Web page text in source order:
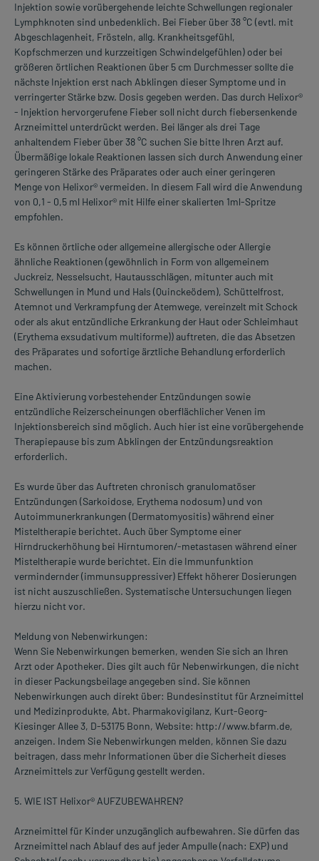
Injektion sowie vorübergehende leichte Schwellungen regionaler
Lymphknoten sind unbedenklich. Bei Fieber über 38 °C (evtl. mit
Abgeschlagenheit, Frösteln, allg. Krankheitsgefühl,
Kopfschmerzen und kurzzeitigen Schwindelgefühlen) oder bei
größeren örtlichen Reaktionen über 5 cm Durchmesser sollte die
nächste Injektion erst nach Abklingen dieser Symptome und in
verringerter Stärke bzw. Dosis gegeben werden. Das durch Helixor®
- Injektion hervorgerufene Fieber soll nicht durch fiebersenkende
Arzneimittel unterdrückt werden. Bei länger als drei Tage
anhaltendem Fieber über 38 °C suchen Sie bitte Ihren Arzt auf.
Übermäßige lokale Reaktionen lassen sich durch Anwendung einer
geringeren Stärke des Präparates oder auch einer geringeren
Menge von Helixor® vermeiden. In diesem Fall wird die Anwendung
von 0,1 - 0,5 ml Helixor® mit Hilfe einer skalierten 1ml-Spritze
empfohlen.
Es können örtliche oder allgemeine allergische oder Allergie
ähnliche Reaktionen (gewöhnlich in Form von allgemeinem
Juckreiz, Nesselsucht, Hautausschlägen, mitunter auch mit
Schwellungen in Mund und Hals (Quinckeödem), Schüttelfrost,
Atemnot und Verkrampfung der Atemwege, vereinzelt mit Schock
oder als akut entzündliche Erkrankung der Haut oder Schleimhaut
(Erythema exsudativum multiforme)) auftreten, die das Absetzen
des Präparates und sofortige ärztliche Behandlung erforderlich
machen.
Eine Aktivierung vorbestehender Entzündungen sowie
entzündliche Reizerscheinungen oberflächlicher Venen im
Injektionsbereich sind möglich. Auch hier ist eine vorübergehende
Therapiepause bis zum Abklingen der Entzündungsreaktion
erforderlich.
Es wurde über das Auftreten chronisch granulomatöser
Entzündungen (Sarkoidose, Erythema nodosum) und von
Autoimmunerkrankungen (Dermatomyositis) während einer
Misteltherapie berichtet. Auch über Symptome einer
Hirndruckerhöhung bei Hirntumoren/-metastasen während einer
Misteltherapie wurde berichtet. Ein die Immunfunktion
vermindernder (immunsuppressiver) Effekt höherer Dosierungen
ist nicht auszuschließen. Systematische Untersuchungen liegen
hierzu nicht vor.
Meldung von Nebenwirkungen:
Wenn Sie Nebenwirkungen bemerken, wenden Sie sich an Ihren
Arzt oder Apotheker. Dies gilt auch für Nebenwirkungen, die nicht
in dieser Packungsbeilage angegeben sind. Sie können
Nebenwirkungen auch direkt über: Bundesinstitut für Arzneimittel
und Medizinprodukte, Abt. Pharmakovigilanz, Kurt-Georg-
Kiesinger Allee 3, D-53175 Bonn, Website: http://www.bfarm.de,
anzeigen. Indem Sie Nebenwirkungen melden, können Sie dazu
beitragen, dass mehr Informationen über die Sicherheit dieses
Arzneimittels zur Verfügung gestellt werden.
5. WIE IST Helixor® AUFZUBEWAHREN?
Arzneimittel für Kinder unzugänglich aufbewahren. Sie dürfen das
Arzneimittel nach Ablauf des auf jeder Ampulle (nach: EXP) und